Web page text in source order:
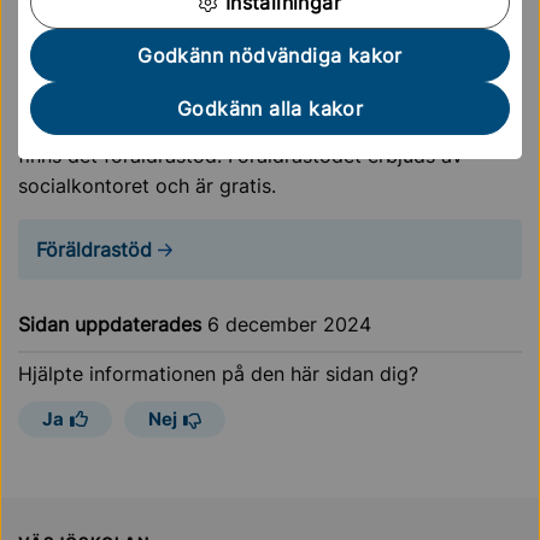
Godkänn nödvändiga kakor
Godkänn alla kakor
Saga Sollentuna
Stödgrupper för dig som förälder
Att vara förälder kan ibland vara svårt. I Sollentuna
finns det föräldrastöd. Föräldrastödet erbjuds av
socialkontoret och är gratis.
Föräldrastöd
Sidan uppdaterades 6 december 2024
Hjälpte informationen på den här sidan dig?
Ja Nej